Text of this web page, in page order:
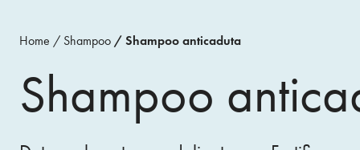
Home Shampoo Shampoo anticaduta
Shampoo